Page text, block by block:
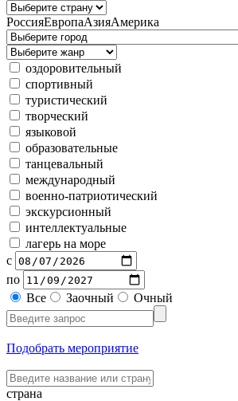
РоссияЕвропаАзияАмерика
оздоровительный
спортивный
туристический
творческий
языковой
образовательные
танцевальный
международный
военно-патриотический
экскурсионный
интеллектуальные
лагерь на море
с
по
Все
Заочный Очный
Подобрать мероприятие
страна